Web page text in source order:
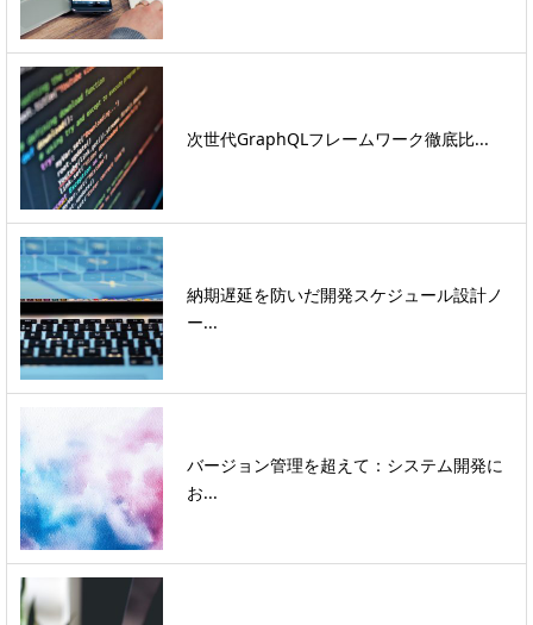
次世代GraphQLフレームワーク徹底比...
納期遅延を防いだ開発スケジュール設計ノ
ー...
バージョン管理を超えて：システム開発に
お...